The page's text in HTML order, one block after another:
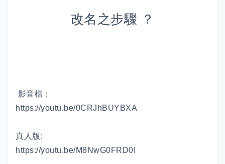
改名之步驟 ？
影音檔：
https://youtu.be/0CRJhBUYBXA
真人版:
https://youtu.be/M8NwG0FRD0I